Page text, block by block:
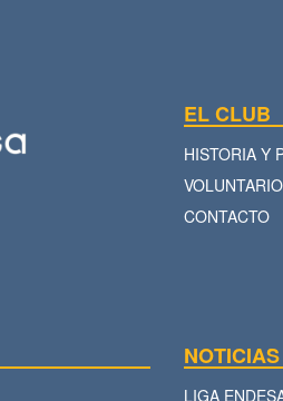
EL CLUB
HISTORIA Y
CONTACTO
NOTICIAS
LIGA